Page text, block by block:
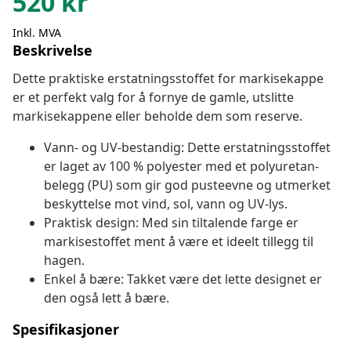
Inkl. MVA
Beskrivelse
Dette praktiske erstatningsstoffet for markisekappe
er et perfekt valg for å fornye de gamle, utslitte
markisekappene eller beholde dem som reserve.
Vann- og UV-bestandig: Dette erstatningsstoffet
er laget av 100 % polyester med et polyuretan-
belegg (PU) som gir god pusteevne og utmerket
beskyttelse mot vind, sol, vann og UV-lys.
Praktisk design: Med sin tiltalende farge er
markisestoffet ment å være et ideelt tillegg til
hagen.
Enkel å bære: Takket være det lette designet er
den også lett å bære.
Spesifikasjoner